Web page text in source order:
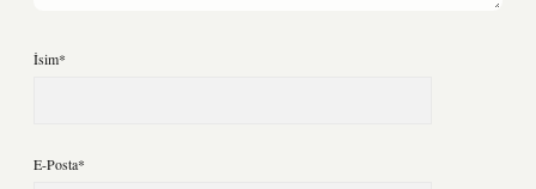
İsim*
E-Posta*